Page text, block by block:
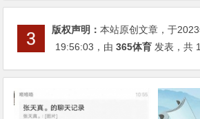
版权声明：本站原创文章，于
19:56:03 ，由365体育 发表，共